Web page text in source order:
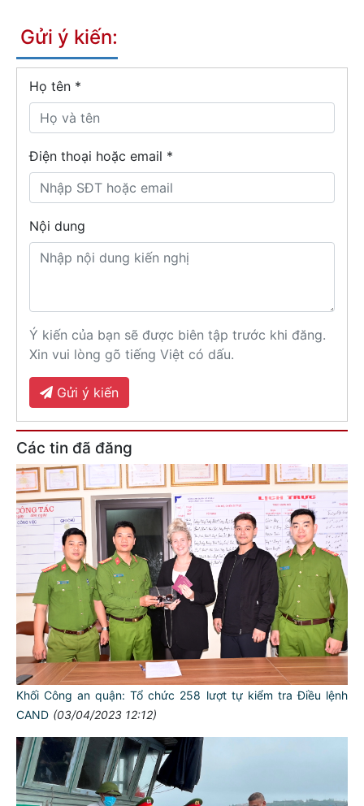
Gửi ý kiến:
Họ tên *
Điện thoại hoặc email *
Nội dung
Ý kiến của bạn sẽ được biên tập trước khi đăng.
Xin vui lòng gõ tiếng Việt có dấu.
Gửi ý kiến
Các tin đã đăng
Khối Công an quận: Tổ chức 258 lượt tự kiểm tra Điều lệnh
CAND (03/04/2023 12:12)